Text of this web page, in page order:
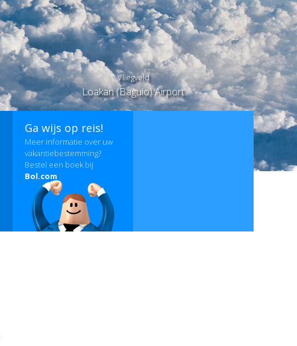
Vliegveld
Loakan (Baguio) Airport
Ga wijs op reis!
Meer informatie over uw
vakantiebestemming?
Bestel een boek bij
Bol.com